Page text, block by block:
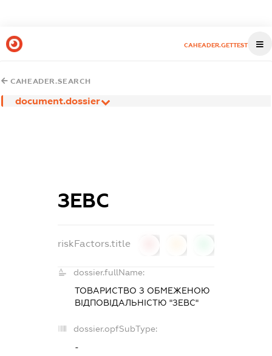
CAHEADER.GETTEST
CAHEADER.SEARCH
document.dossier
ЗЕВС
riskFactors.title
dossier.fullName:
ТОВАРИСТВО З ОБМЕЖЕНОЮ
ВІДПОВІДАЛЬНІСТЮ "ЗЕВС"
dossier.opfSubType:
-